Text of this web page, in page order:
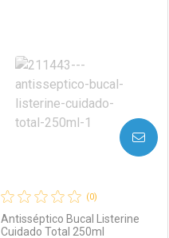
Laboratório
Por Menos
(0)
Antisséptico Bucal Listerine
Cuidado Total 250ml
AVISE-ME